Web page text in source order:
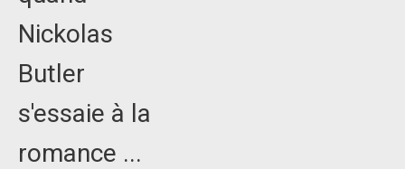
Nickolas
Butler
s'essaie à la
romance ...